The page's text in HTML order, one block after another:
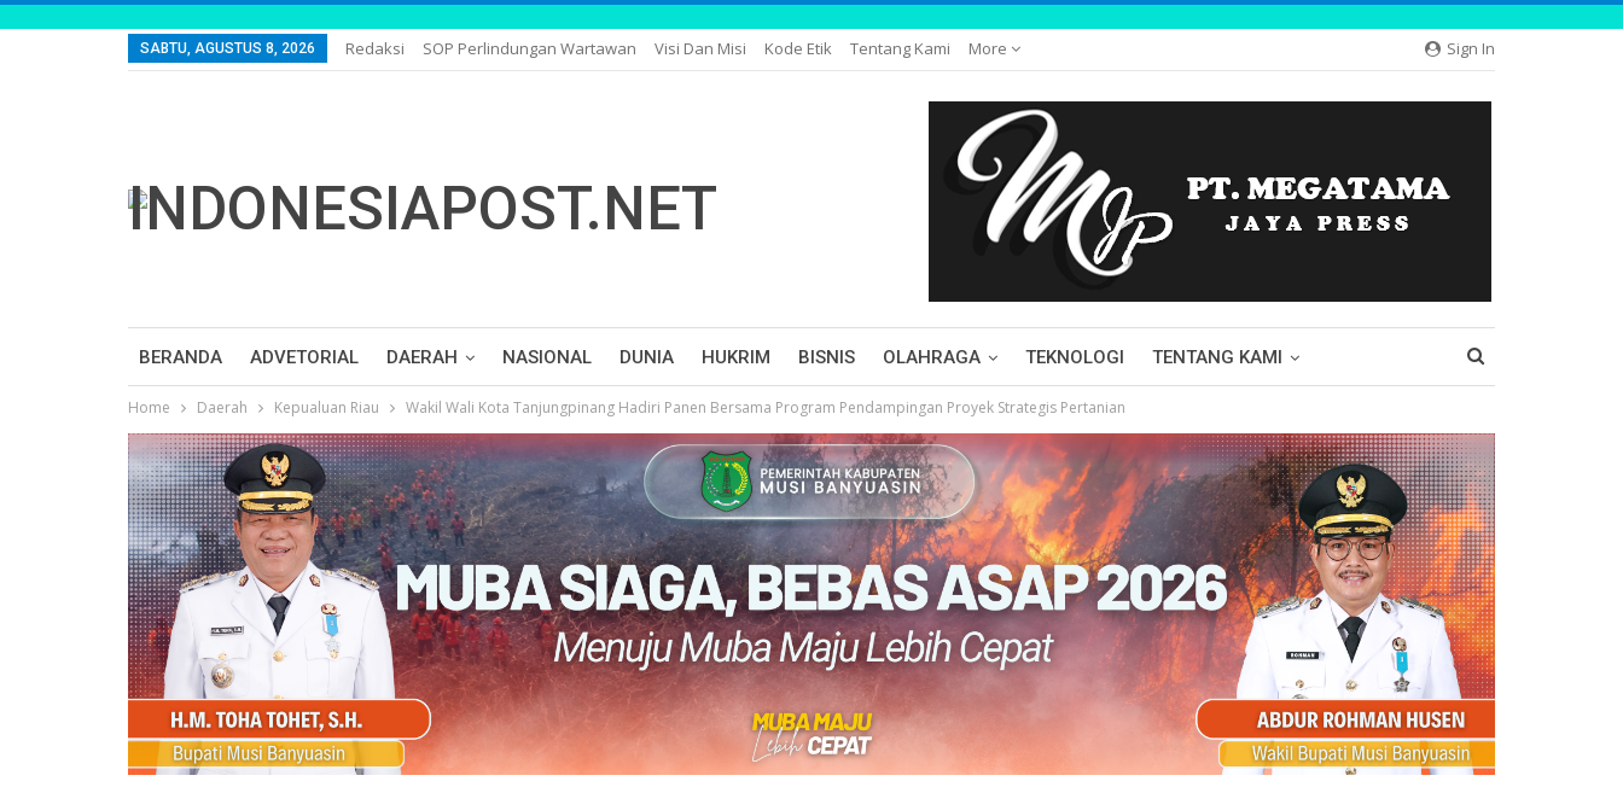
Sign In
SABTU, AGUSTUS 8, 2026 Redaksi SOP Perlindungan Wartawan Visi Dan Misi Kode Etik Tentang Kami More
BERANDA ADVETORIAL DAERAH NASIONAL DUNIA HUKRIM BISNIS OLAHRAGA TEKNOLOGI TENTANG KAMI
Home Daerah Kepualuan Riau Wakil Wali Kota Tanjungpinang Hadiri Panen Bersama Program Pendampingan Proyek Strategis Pertanian